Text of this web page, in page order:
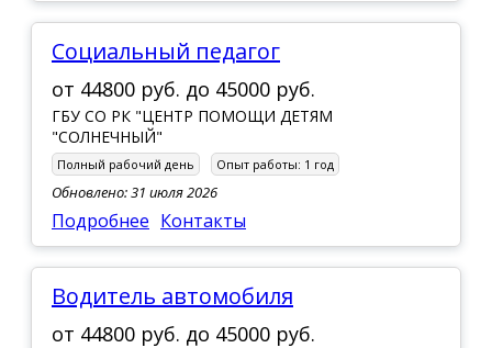
Социальный педагог
от 44800 руб. до 45000 руб.
ГБУ СО РК "ЦЕНТР ПОМОЩИ ДЕТЯМ
"СОЛНЕЧНЫЙ"
Полный рабочий день Опыт работы: 1 год
Обновлено: 31 июля 2026
Подробнее Контакты
Водитель автомобиля
от 44800 руб. до 45000 руб.